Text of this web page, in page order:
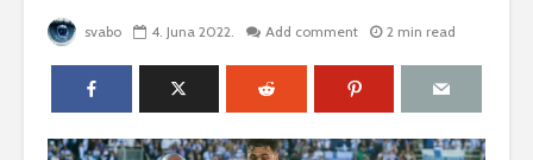
svabo 4. Juna 2022. Add comment 2 min read